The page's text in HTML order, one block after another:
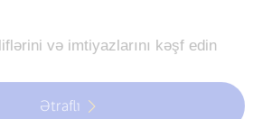
və imtiyazlarını kəşf edin
Ətraflı